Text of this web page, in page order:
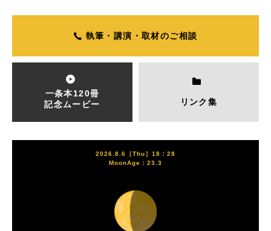
執筆・講演・取材のご相談
一条本120冊
記念ムービー
リンク集
2026.8.6［Thu］18：28
MoonAge：23.3